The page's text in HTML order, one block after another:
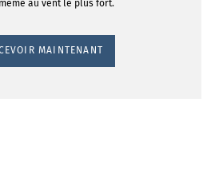
au vent le plus fort.
MAINTENANT